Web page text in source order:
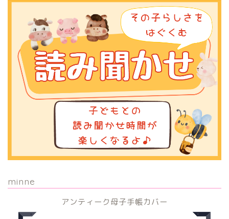
minne
アンティーク母子手帳カバー